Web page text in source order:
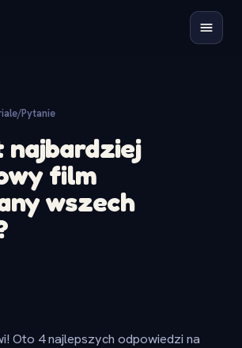
/Pytanie
najbardziej
film
wszech
Oto 4 najlepszych odpowiedzi na